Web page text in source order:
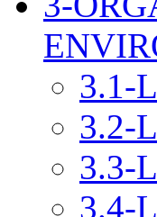
3.1-
3.2-
3.3-
3.4-